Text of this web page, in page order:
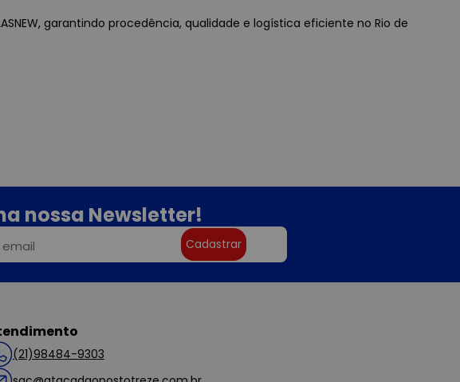
garantindo procedência, qualidade e logística eficiente no Rio de
nossa Newsletter!
Cadastrar
(21)98484-9303